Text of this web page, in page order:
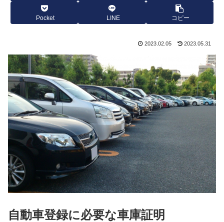
Pocket LINE コピー
2023.02.05 2023.05.31
自動車登録に必要な車庫証明